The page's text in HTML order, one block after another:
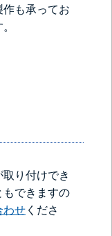
作も承ってお
り付けでき
もできますの
わせ くださ